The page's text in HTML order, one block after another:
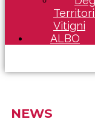
Vitigni
ALBO
NEWS